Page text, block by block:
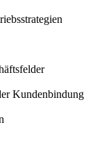
Kundenbindung